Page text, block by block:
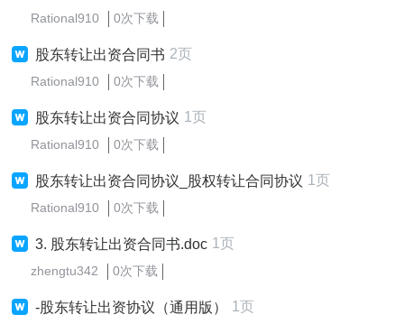
Rational910 0次下载
股东转让出资合同书 2页
Rational910 0次下载
股东转让出资合同协议 1页
Rational910 0次下载
股东转让出资合同协议_股权转让合同协议 1页
Rational910 0次下载
3. 股东转让出资合同书.doc 1页
zhengtu342 0次下载
-股东转让出资协议（通用版） 1页